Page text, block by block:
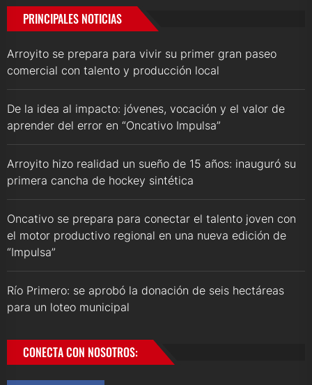
PRINCIPALES NOTICIAS
Arroyito se prepara para vivir su primer gran paseo
comercial con talento y producción local
De la idea al impacto: jóvenes, vocación y el valor de
aprender del error en “Oncativo Impulsa”
Arroyito hizo realidad un sueño de 15 años: inauguró su
primera cancha de hockey sintética
Oncativo se prepara para conectar el talento joven con
el motor productivo regional en una nueva edición de
“Impulsa”
Río Primero: se aprobó la donación de seis hectáreas
para un loteo municipal
CONECTA CON NOSOTROS: